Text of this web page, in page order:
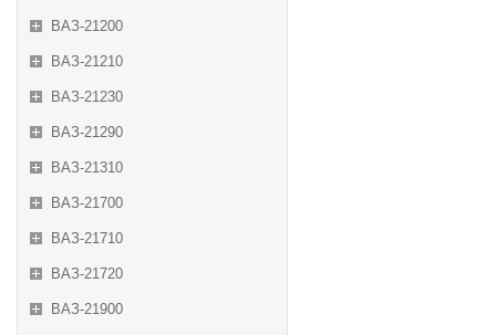
ВАЗ-21200
ВАЗ-21210
ВАЗ-21230
ВАЗ-21290
ВАЗ-21310
ВАЗ-21700
ВАЗ-21710
ВАЗ-21720
ВАЗ-21900